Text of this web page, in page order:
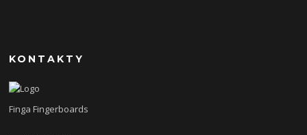
KONTAKTY
Finga Fingerboards